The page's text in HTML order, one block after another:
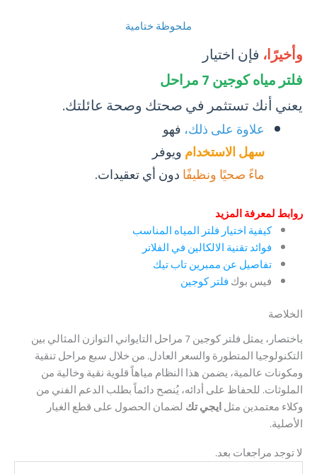
ملحوظة ختامية
وأخيرًا، فإن اختيار
فلتر مياه كوجين 7 مراحل
يعني أنك تستثمر في صحتك وصحة عائلتك.
علاوة على ذلك، فهو
سهل الاستخدامويوفر
ماءً صحيًا ونظيفًادون أي تعقيدات.
روابط لمعرفة المزيد
كيفية اختيار فلتر المياه المناسب
فوائد تقنية الالكالين في الفلاتر
تفاصيل عن ممبرين تاب تيك
فيس بوكفلتر كوجين
الخلاصة
باختصار، يمثل فلتر كوجين 7 مراحل التايواني التوازن المثالي بين
التكنولوجيا المتطورة والسعر العادل. من خلال سبع مراحل تنقية
ومكونات عالمية، يضمن هذا النظام مياهاً قلوية نقية وخالية من
الملوثات. للحفاظ على أدائه، يُنصح دائماً بطلب الدعم الفني من
وكلاء معتمدين مثلايجي تك لضمان الحصول على قطع الغيار
الأصلية.
لا توجد مراجعات بعد.